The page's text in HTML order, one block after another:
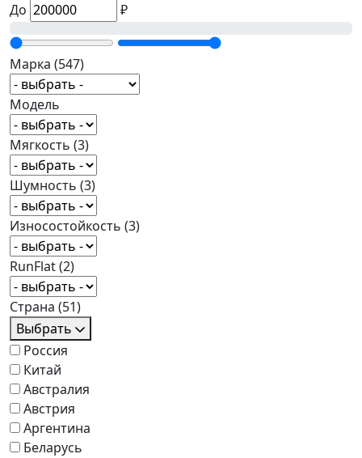
До
₽
Марка (547)
Модель
Мягкость (3)
Шумность (3)
Износостойкость (3)
RunFlat(2)
Страна (51)
Выбрать
Россия
Китай
Австралия
Австрия
Аргентина
Беларусь